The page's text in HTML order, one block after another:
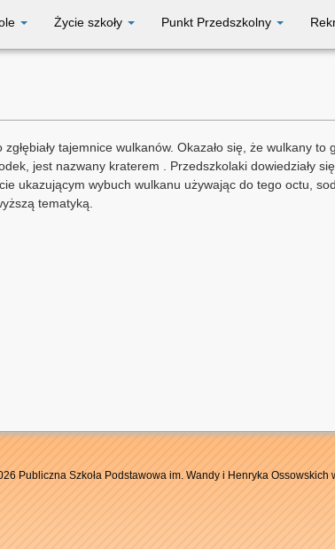
Życie szkoły Punkt Przedszkolny
tajemnice wulkanów. Okazało się, że wulkany to
jest nazwany kraterem . Przedszkolaki dowiedziały
ukazującym wybuch wulkanu używając do tego octu,
tematyką.
Publiczna Szkoła Podstawowa im. Wandy i Henryka Ossowskich